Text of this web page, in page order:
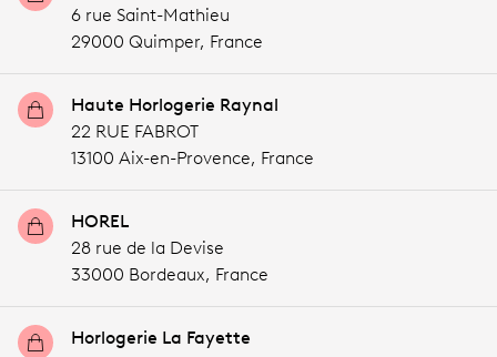
6 rue Saint-Mathieu
29000 Quimper, France
Haute Horlogerie Raynal
22 RUE FABROT
13100 Aix-en-Provence, France
HOREL
28 rue de la Devise
33000 Bordeaux, France
Horlogerie La Fayette